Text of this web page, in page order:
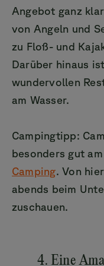
Angebot ganz
von Angeln und
zu Floß- und
Darüber hinaus
wundervollen
am Wasser.
Campingtipp:
besonders gut
Camping. Von
abends beim
zuschauen.
4. Eine